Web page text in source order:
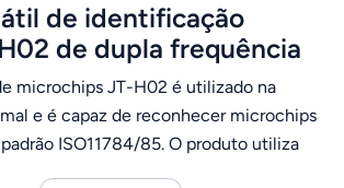
de identificação
de dupla frequência
kHz)
microchips JT-H02 é utilizado na
e é capaz de reconhecer microchips
ISO11784/85. O produto utiliza